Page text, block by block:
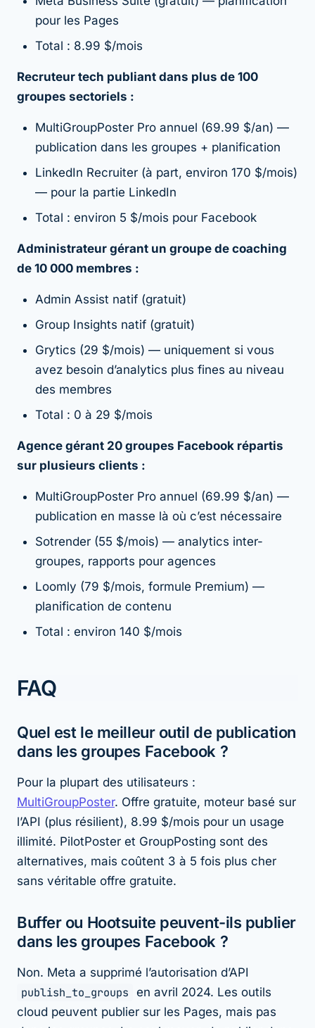
pour les Pages
Total : 8.99 $/mois
Recruteur tech publiant dans plus de 100
groupes sectoriels :
MultiGroupPoster Pro annuel (69.99 $/an) —
publication dans les groupes + planification
LinkedIn Recruiter (à part, environ 170 $/mois)
— pour la partie LinkedIn
Total : environ 5 $/mois pour Facebook
Administrateur gérant un groupe de coaching
de 10 000 membres :
Admin Assist natif (gratuit)
Group Insights natif (gratuit)
Grytics (29 $/mois) — uniquement si vous
avez besoin d’analytics plus fines au niveau
des membres
Total : 0 à 29 $/mois
Agence gérant 20 groupes Facebook répartis
sur plusieurs clients :
MultiGroupPoster Pro annuel (69.99 $/an) —
publication en masse là où c’est nécessaire
Sotrender (55 $/mois) — analytics inter-
groupes, rapports pour agences
Loomly (79 $/mois, formule Premium) —
planification de contenu
Total : environ 140 $/mois
FAQ
Quel est le meilleur outil de publication
dans les groupes Facebook ?
Pour la plupart des utilisateurs :
MultiGroupPoster. Offre gratuite, moteur basé sur
l’API (plus résilient), 8.99 $/mois pour un usage
illimité. PilotPoster et GroupPosting sont des
alternatives, mais coûtent 3 à 5 fois plus cher
sans véritable offre gratuite.
Buffer ou Hootsuite peuvent-ils publier
dans les groupes Facebook ?
Non. Meta a supprimé l’autorisation d’API
publish_to_groups en avril 2024. Les outils
cloud peuvent publier sur les Pages, mais pas